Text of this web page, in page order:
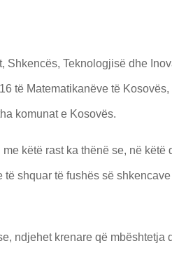
Shkencës, Teknologjisë dhe
të Matematikanëve të
komunat e Kosovës.
këtë rast ka thënë se, në
të shquar të fushës së
ndjehet krenare që mbështetja